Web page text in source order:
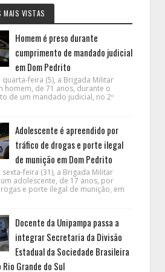
MAIS VISTAS
Homem é preso durante
cumprimento de mandado judicial
em Dom Pedrito
quarta-feira (5), a Brigada Militar
homem, de 71 anos, durante o
de um mandado judicial, no 2º
Adolescente é apreendido por
tráfico de drogas e porte ilegal
de munição em Dom Pedrito
feira (31), a Brigada Militar
adolescente, de 17 anos, por
e porte ilegal de munição, em
Docente da Unipampa passa a
integrar Secretaria da Divisão
Estadual da Sociedade Brasileira
Rio Grande do Sul